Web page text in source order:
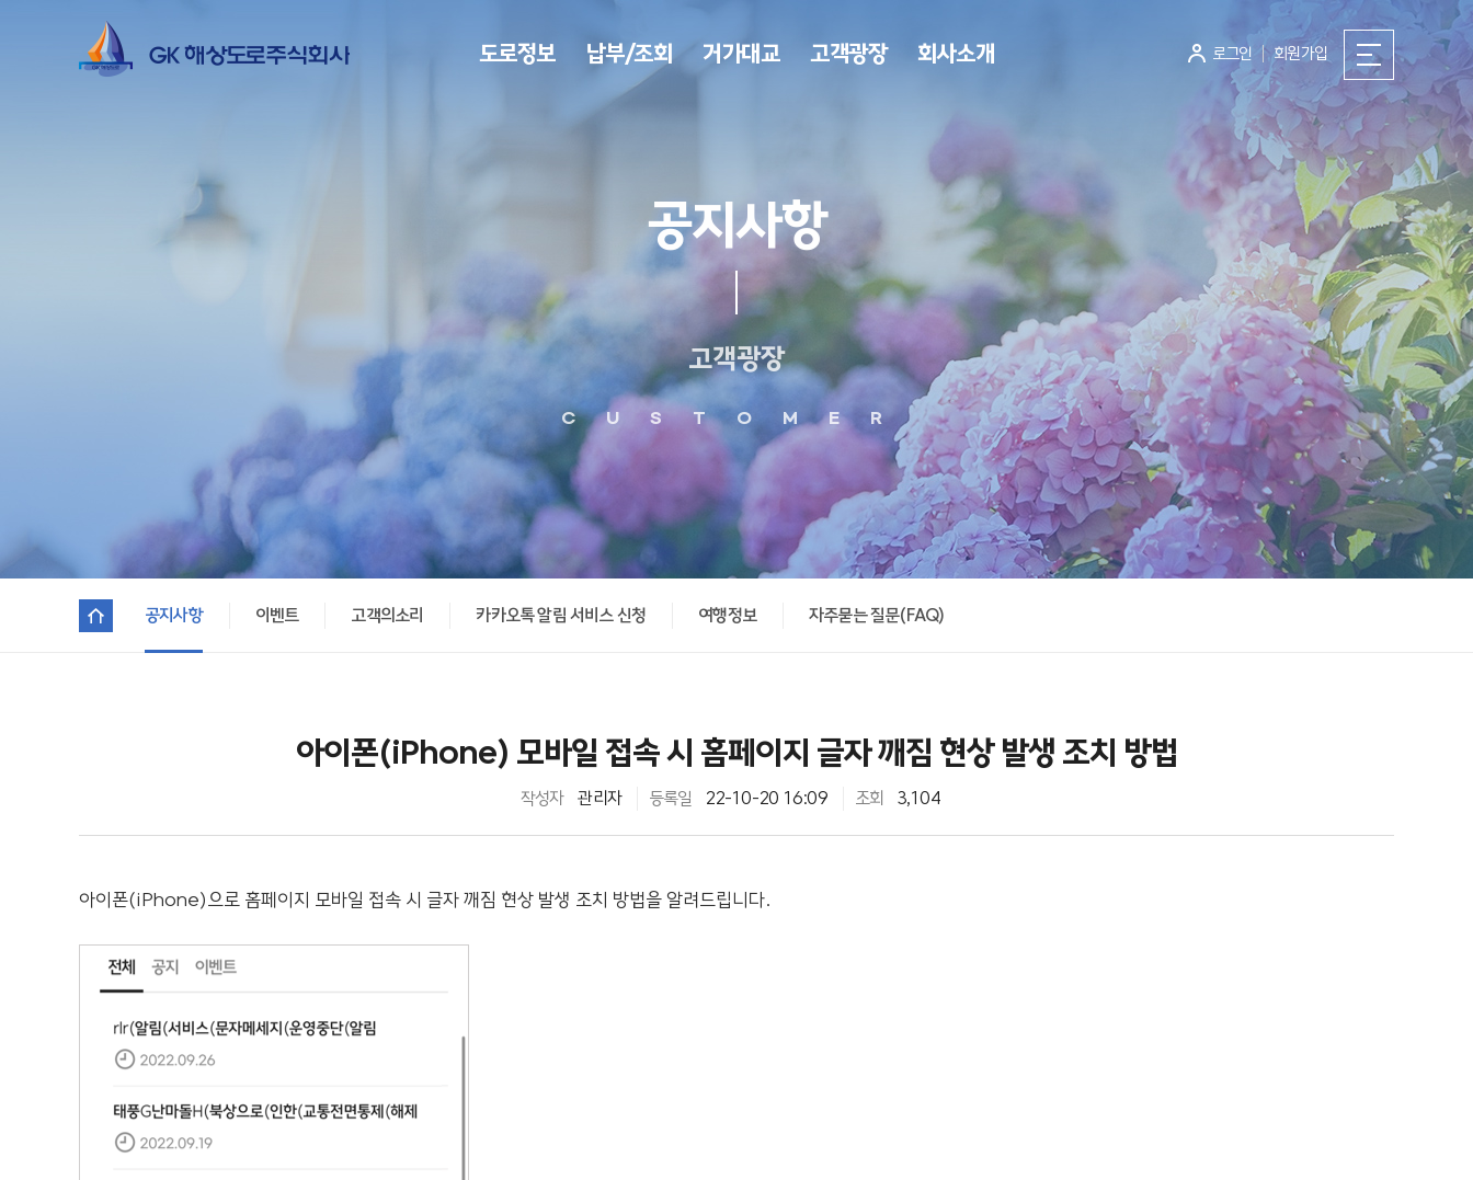
로그인 회원가입
도로정보 납부/조회 거가대교 고객광장 회사소개
공지사항
고객광장
CUSTOMER
공지사항 이벤트 고객의소리 카카오톡 알림 서비스 신청 여행정보 자주묻는 질문(FAQ)
아이폰(iPhone) 모바일 접속 시 홈페이지 글자 깨짐 현상 발생 조치 방법
작성자 관리자 등록일 22-10-20 16:09 조회 3,104
아이폰(iPhone)으로 홈페이지 모바일 접속 시 글자 깨짐 현상 발생 조치 방법을 알려드립니다.